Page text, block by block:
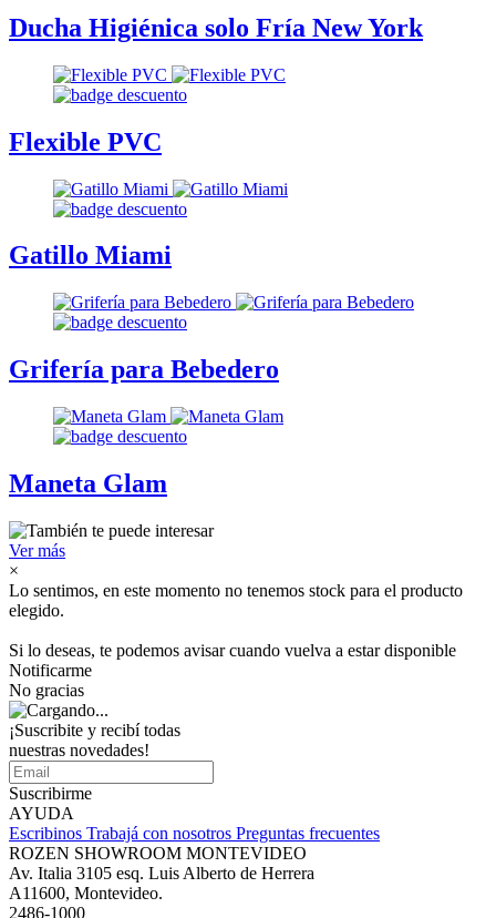
Ducha Higiénica solo Fría New York
Flexible PVC
Gatillo Miami
Grifería para Bebedero
Maneta Glam
Ver más
×
Lo sentimos, en este momento no tenemos stock para el producto
elegido.
Si lo deseas, te podemos avisar cuando vuelva a estar disponible
Notificarme
No gracias
¡Suscribite y recibí todas
nuestras novedades!
Suscribirme
AYUDA
Escribinos Trabajá con nosotros Preguntas frecuentes
ROZEN SHOWROOM MONTEVIDEO
Av. Italia 3105 esq. Luis Alberto de Herrera
A11600, Montevideo.
2486-1000